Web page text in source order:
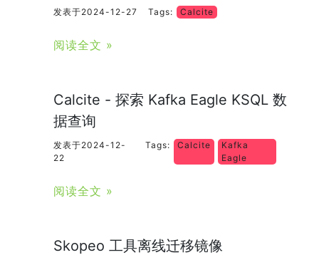
发表于2024-12-27 Tags: Calcite
阅读全文 »
Calcite - 探索 Kafka Eagle KSQL 数
据查询
发表于2024-12-
22
Tags: Calcite
Kafka
Eagle
阅读全文 »
Skopeo 工具离线迁移镜像